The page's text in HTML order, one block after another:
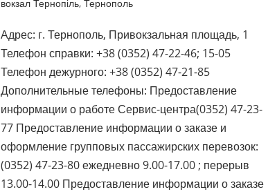
вокзал Тернопіль,Тернополь
Адрес: г. Тернополь, Привокзальная площадь, 1
Телефон справки: +38 (0352) 47-22-46; 15-05
Телефон дежурного: +38 (0352) 47-21-85
Дополнительные телефоны: Предоставление
информации о работе Сервис-центра(0352) 47-23-
77 Предоставление информации о заказе и
оформление групповых пассажирских перевозок:
(0352) 47-23-80 ежедневно 9.00-17.00 ; перерыв
13.00-14.00 Предоставление информации о заказе